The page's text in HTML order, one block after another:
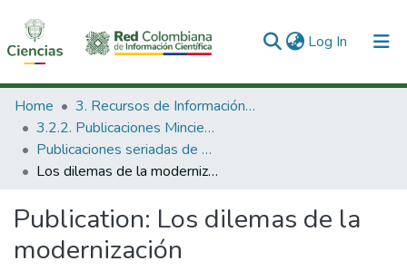
Log In (current)
Communities & Collections
All of DSpace
Statistics
Home
3. Recursos de Información Científica y Tecnológica
3.2.2. Publicaciones Minciencias
Publicaciones seriadas de Minciencias
Los dilemas de la modernización
Publication: Los dilemas de la
modernización